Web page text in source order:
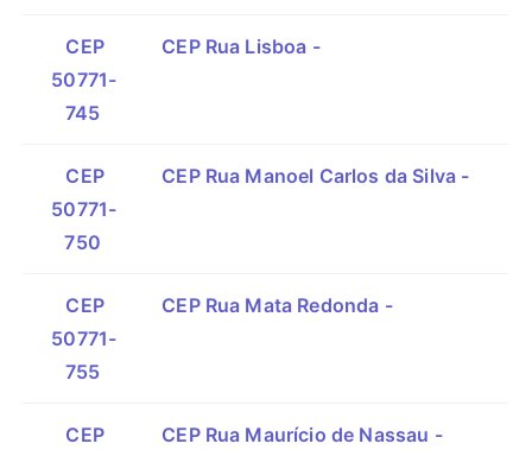
CEP
50771-
745
CEP Rua Lisboa -
CEP
50771-
750
CEP Rua Manoel Carlos da Silva -
CEP
50771-
755
CEP Rua Mata Redonda -
CEP
CEP Rua Maurício de Nassau -